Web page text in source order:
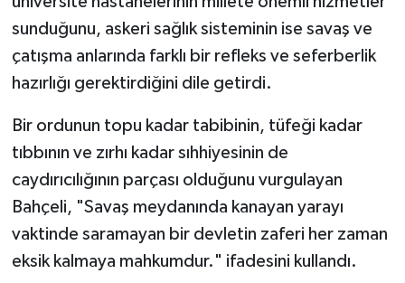
sunduğunu, askeri sağlık sisteminin ise savaş ve
çatışma anlarında farklı bir refleks ve seferberlik
hazırlığı gerektirdiğini dile getirdi.
Bir ordunun topu kadar tabibinin, tüfeği kadar
tıbbının ve zırhı kadar sıhhiyesinin de
caydırıcılığının parçası olduğunu vurgulayan
Bahçeli, "Savaş meydanında kanayan yarayı
vaktinde saramayan bir devletin zaferi her zaman
eksik kalmaya mahkumdur." ifadesini kullandı.